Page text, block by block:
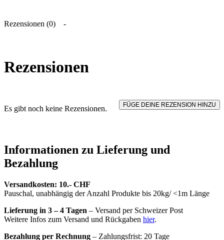
Rezensionen (0)
Rezensionen
Es gibt noch keine Rezensionen. FÜGE DEINE REZENSION HINZU
Informationen zu Lieferung und
Bezahlung
Versandkosten: 10.- CHF
Pauschal, unabhängig der Anzahl Produkte bis 20kg/ <1m Länge
Lieferung in 3 – 4 Tagen – Versand per Schweizer Post
Weitere Infos zum Versand und Rückgaben hier.
Bezahlung per Rechnung – Zahlungsfrist: 20 Tage